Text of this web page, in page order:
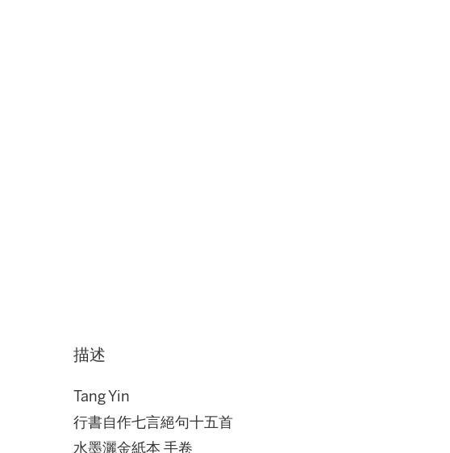
描述
Tang Yin
行書自作七言絕句十五首
水墨灑金紙本 手卷